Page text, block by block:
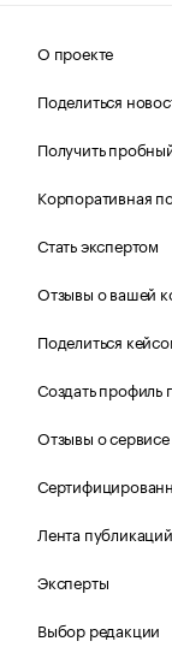
О проекте
Поделиться
Получить
Корпоративная
Стать экспертом
Отзывы о вашей
Поделиться
Создать профиль
Отзывы о сервисе
Лента публикаций
Эксперты
Выбор редакции